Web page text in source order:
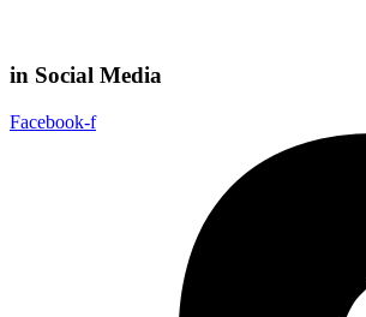
in Social Media
Facebook-f